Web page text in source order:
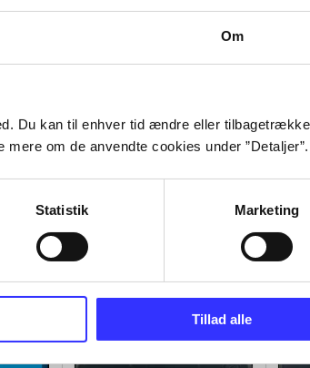
Om
Du kan til enhver tid ændre eller
om de anvendte cookies under ”Detaljer”.
Statistik Marketing
Tillad alle